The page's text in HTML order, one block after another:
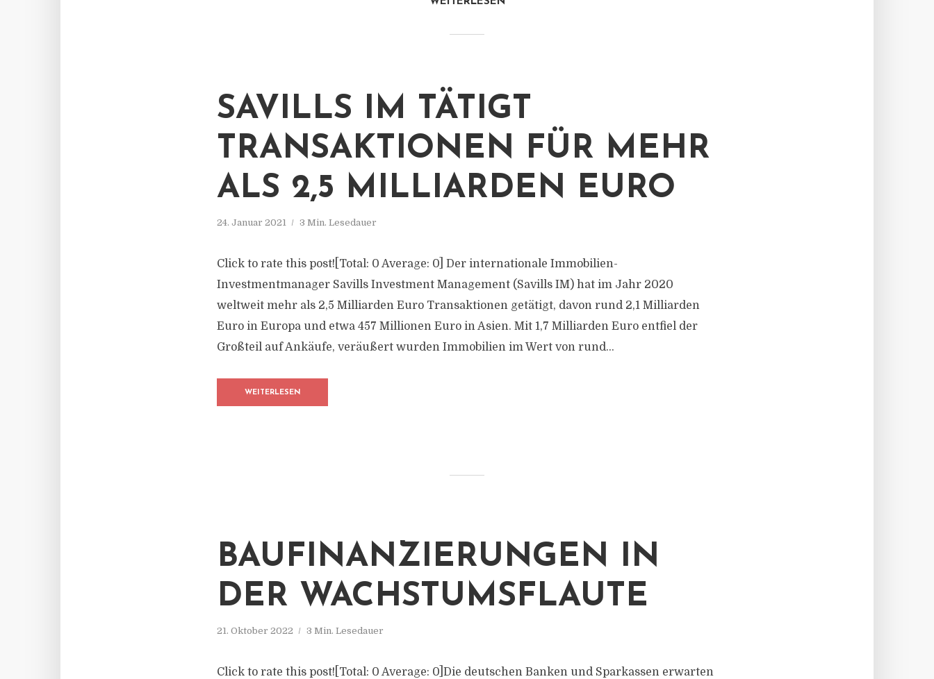
SAVILLS IM TÄTIGT
TRANSAKTIONEN FÜR MEHR
ALS 2,5 MILLIARDEN EURO
24. Januar 2021 3 Min. Lesedauer
Click to rate this post![Total: 0 Average: 0] Der internationale Immobilien-
Investmentmanager Savills Investment Management (Savills IM) hat im Jahr 2020
weltweit mehr als 2,5 Milliarden Euro Transaktionen getätigt, davon rund 2,1 Milliarden
Euro in Europa und etwa 457 Millionen Euro in Asien. Mit 1,7 Milliarden Euro entfiel der
Großteil auf Ankäufe, veräußert wurden Immobilien im Wert von rund...
WEITERLESEN
BAUFINANZIERUNGEN IN
DER WACHSTUMSFLAUTE
21. Oktober 2022 3 Min. Lesedauer
Click to rate this post![Total: 0 Average: 0]Die deutschen Banken und Sparkassen erwarten